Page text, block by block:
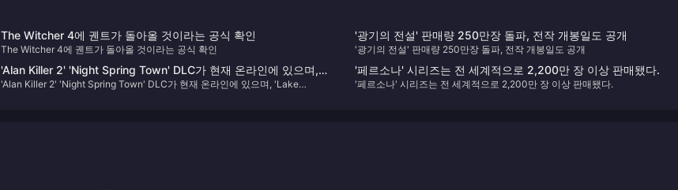
The Witcher 4에 궨트가 돌아올 것이라는 공식 확인
The Witcher 4에 궨트가 돌아올 것이라는 공식 확인
'광기의 전설' 판매량 250만장 돌파, 전작 개봉일도 공개
'광기의 전설' 판매량 250만장 돌파, 전작 개봉일도 공개
'Alan Killer 2' 'Night Spring Town' DLC가 현재 온라인에 있으며,
'Lake House'는 10월 출시 예정입니다.
'Alan Killer 2' 'Night Spring Town' DLC가 현재 온라인에 있으며, 'Lake
'페르소나' 시리즈는 전 세계적으로 2,200만 장 이상 판매됐다.
'페르소나' 시리즈는 전 세계적으로 2,200만 장 이상 판매됐다.